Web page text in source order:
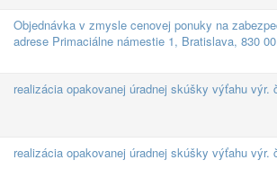
Objednávka v zmysle cenovej ponuky na
adrese Primaciálne námestie 1, Bratislava, 830
realizácia opakovanej úradnej skúšky výťahu
realizácia opakovanej úradnej skúšky výťahu